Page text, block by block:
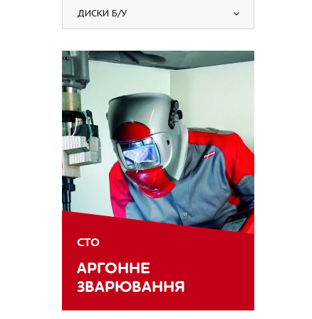
ДИСКИ Б/У
СТО
АРГОННЕ
ЗВАРЮВАННЯ